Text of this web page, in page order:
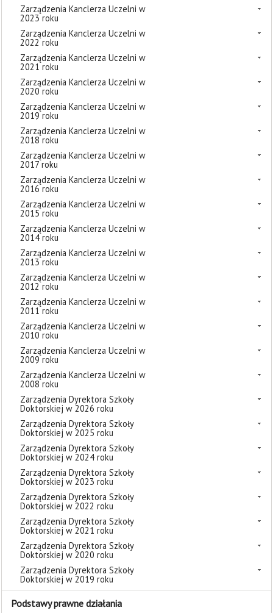
Zarządzenia Kanclerza Uczelni w
2023 roku
Zarządzenia Kanclerza Uczelni w
2022 roku
Zarządzenia Kanclerza Uczelni w
2021 roku
Zarządzenia Kanclerza Uczelni w
2020 roku
Zarządzenia Kanclerza Uczelni w
2019 roku
Zarządzenia Kanclerza Uczelni w
2018 roku
Zarządzenia Kanclerza Uczelni w
2017 roku
Zarządzenia Kanclerza Uczelni w
2016 roku
Zarządzenia Kanclerza Uczelni w
2015 roku
Zarządzenia Kanclerza Uczelni w
2014 roku
Zarządzenia Kanclerza Uczelni w
2013 roku
Zarządzenia Kanclerza Uczelni w
2012 roku
Zarządzenia Kanclerza Uczelni w
2011 roku
Zarządzenia Kanclerza Uczelni w
2010 roku
Zarządzenia Kanclerza Uczelni w
2009 roku
Zarządzenia Kanclerza Uczelni w
2008 roku
Zarządzenia Dyrektora Szkoły
Doktorskiej w 2026 roku
Zarządzenia Dyrektora Szkoły
Doktorskiej w 2025 roku
Zarządzenia Dyrektora Szkoły
Doktorskiej w 2024 roku
Zarządzenia Dyrektora Szkoły
Doktorskiej w 2023 roku
Zarządzenia Dyrektora Szkoły
Doktorskiej w 2022 roku
Zarządzenia Dyrektora Szkoły
Doktorskiej w 2021 roku
Zarządzenia Dyrektora Szkoły
Doktorskiej w 2020 roku
Zarządzenia Dyrektora Szkoły
Doktorskiej w 2019 roku
Podstawy prawne działania